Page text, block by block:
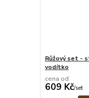
Růžový set -
vodítko
cena od
609 Kč/set